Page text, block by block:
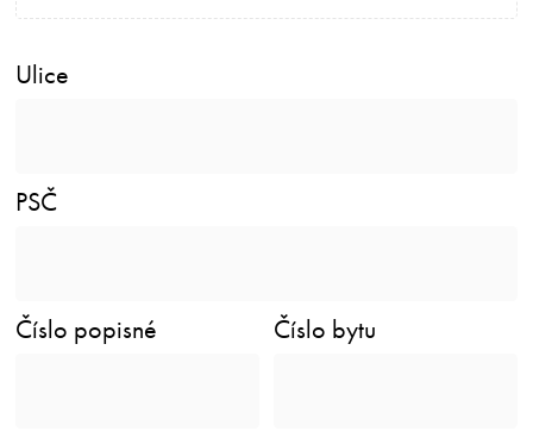
Ulice
PSČ
Číslo popisné Číslo bytu